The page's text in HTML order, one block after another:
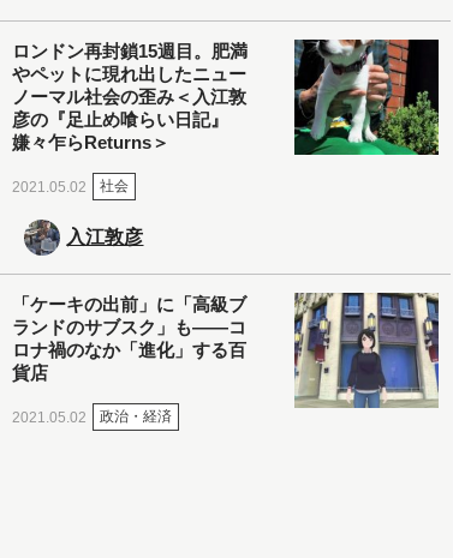
ロンドン再封鎖15週目。肥満
やペットに現れ出したニュー
ノーマル社会の歪み＜入江敦
彦の『足止め喰らい日記』
嫌々乍らReturns＞
2021.05.02 社会
入江敦彦
「ケーキの出前」に「高級ブ
ランドのサブスク」も――コ
ロナ禍のなか「進化」する百
貨店
2021.05.02 政治・経済